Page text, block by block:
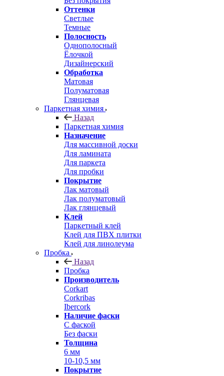
Оттенки
Светлые
Темные
Полосность
Однополосный
Ёлочкой
Дизайнерский
Обработка
Матовая
Полуматовая
Глянцевая
Паркетная химия
Назад
Паркетная химия
Назначение
Для массивной доски
Для ламината
Для паркета
Для пробки
Покрытие
Лак матовый
Лак полуматовый
Лак глянцевый
Клей
Паркетный клей
Клей для ПВХ плитки
Клей для линолеума
Пробка
Назад
Пробка
Производитель
Corkart
Corkribas
Ibercork
Наличие фаски
С фаской
Без фаски
Толщина
6 мм
10-10,5 мм
Покрытие